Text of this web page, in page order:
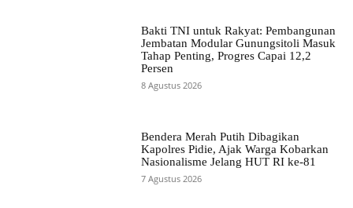
Bakti TNI untuk Rakyat: Pembangunan
Jembatan Modular Gunungsitoli Masuk
Tahap Penting, Progres Capai 12,2
Persen
8 Agustus 2026
Bendera Merah Putih Dibagikan
Kapolres Pidie, Ajak Warga Kobarkan
Nasionalisme Jelang HUT RI ke-81
7 Agustus 2026